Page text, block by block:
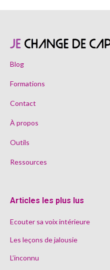
Blog
Formations
Contact
À propos
Outils
Ressources
Articles les plus lus
Ecouter sa voix intérieure
Les leçons de jalousie
L’inconnu